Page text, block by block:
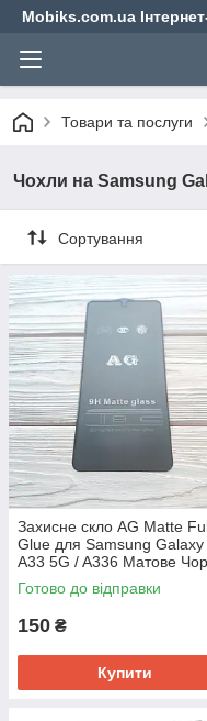
Mobiks.com.ua
Товари та послуги
Чохли на Samsung
Сортування
Захисне скло AG Matte
Glue для Samsung Galaxy
A33 5G / A336 Матове
Готово до відправки
150 ₴
Купити